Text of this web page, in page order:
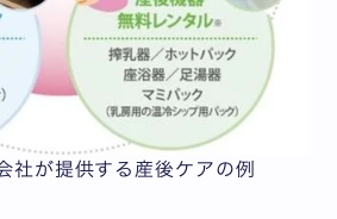
社が提供する産後ケアの例